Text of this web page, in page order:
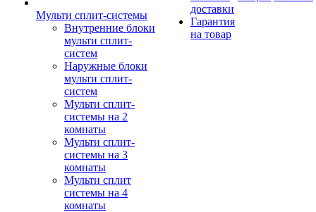
Мульти сплит-системы
Внутренние блоки
мульти сплит-
систем
Наружные блоки
мульти сплит-
систем
Мульти сплит-
системы на 2
комнаты
Мульти сплит-
системы на 3
комнаты
Мульти сплит
системы на 4
комнаты
доставки
Гарантия
на товар